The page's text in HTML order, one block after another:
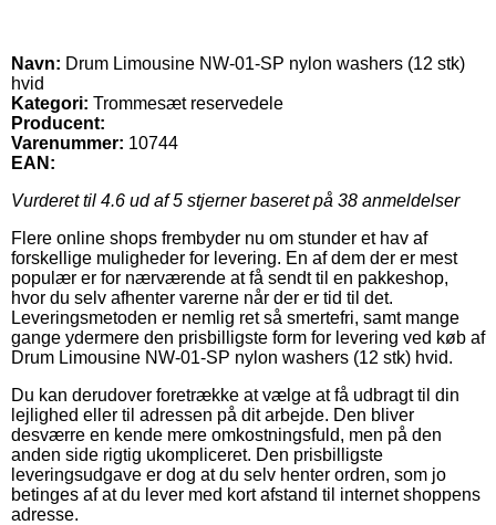
Navn: Drum Limousine NW-01-SP nylon washers (12 stk)
hvid
Kategori: Trommesæt reservedele
Producent:
Varenummer: 10744
EAN:
Vurderet til 4.6 ud af 5 stjerner baseret på 38 anmeldelser
Flere online shops frembyder nu om stunder et hav af
forskellige muligheder for levering. En af dem der er mest
populær er for nærværende at få sendt til en pakkeshop,
hvor du selv afhenter varerne når der er tid til det.
Leveringsmetoden er nemlig ret så smertefri, samt mange
gange ydermere den prisbilligste form for levering ved køb af
Drum Limousine NW-01-SP nylon washers (12 stk) hvid.
Du kan derudover foretrække at vælge at få udbragt til din
lejlighed eller til adressen på dit arbejde. Den bliver
desværre en kende mere omkostningsfuld, men på den
anden side rigtig ukompliceret. Den prisbilligste
leveringsudgave er dog at du selv henter ordren, som jo
betinges af at du lever med kort afstand til internet shoppens
adresse.